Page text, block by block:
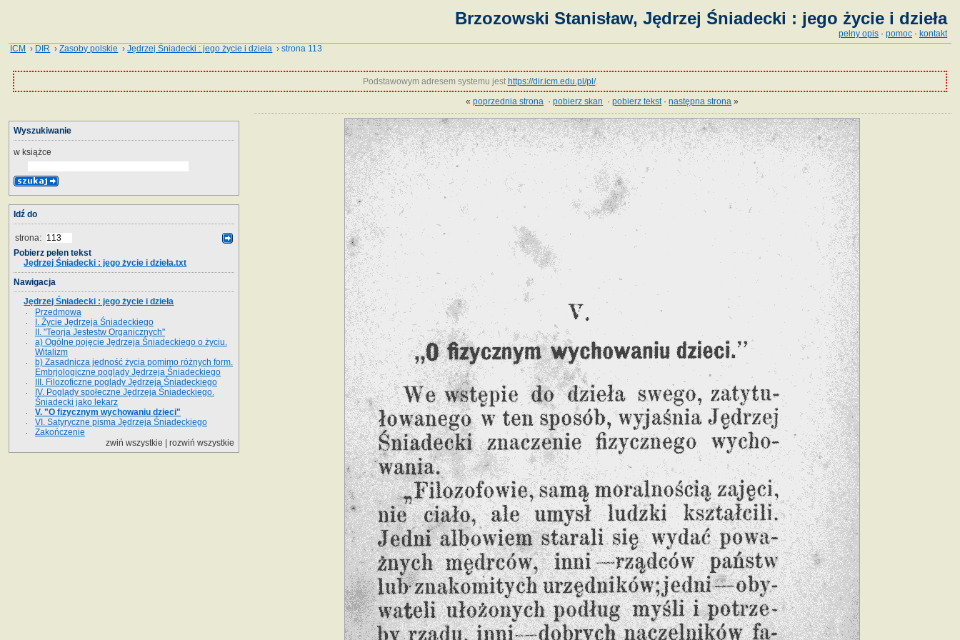
Brzozowski Stanisław, Jędrzej Śniadecki : jego życie i dzieła
pełny opis · pomoc · kontakt
ICM › DIR ›Zasoby polskie ›Jędrzej Śniadecki : jego życie i dzieła › strona 113
Podstawowym adresem systemu jest https://dir.icm.edu.pl/pl/.
«poprzednia strona ·pobierz skan ·pobierz tekst·następna strona »
Wyszukiwanie
w książce
Idź do
strona:
Pobierz pełen tekst
Jędrzej Śniadecki : jego życie i dzieła.txt
Nawigacja
Jędrzej Śniadecki : jego życie i dzieła
Przedmowa
I. Życie Jędrzeja Śniadeckiego
II. "Teorja Jestestw Organicznych"
a) Ogólne pojęcie Jędrzeja Śniadeckiego o życiu.
Witalizm
b) Zasadnicza jedność życia pomimo różnych form.
Embrjologiczne poglądy Jędrzeja Śniadeckiego
III. Filozoficzne poglądy Jędrzeja Śniadeckiego
IV. Poglądy społeczne Jędrzeja Śniadeckiego.
Śniadecki jako lekarz
V. "O fizycznym wychowaniu dzieci"
VI. Satyryczne pisma Jędrzeja Śniadeckiego
Zakończenie
zwiń wszystkie |rozwiń wszystkie